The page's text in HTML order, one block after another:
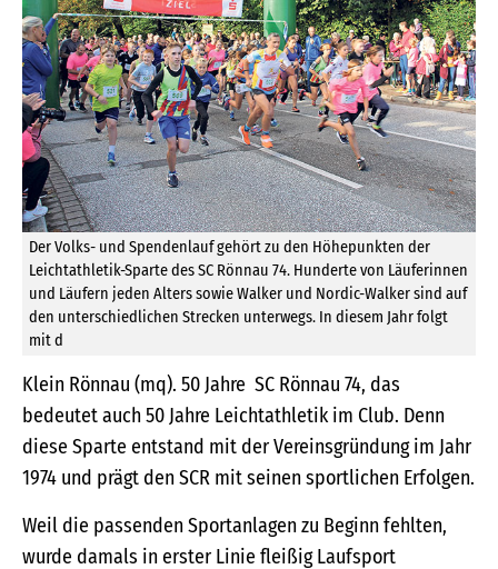
Der Volks- und Spendenlauf gehört zu den Höhepunkten der
Leichtathletik-Sparte des SC Rönnau 74. Hunderte von Läuferinnen
und Läufern jeden Alters sowie Walker und Nordic-Walker sind auf
den unterschiedlichen Strecken unterwegs. In diesem Jahr folgt
mit d
Klein Rönnau (mq). 50 Jahre SC Rönnau 74, das
bedeutet auch 50 Jahre Leichtathletik im Club. Denn
diese Sparte entstand mit der Vereinsgründung im Jahr
1974 und prägt den SCR mit seinen sportlichen Erfolgen.
Weil die passenden Sportanlagen zu Beginn fehlten,
wurde damals in erster Linie fleißig Laufsport